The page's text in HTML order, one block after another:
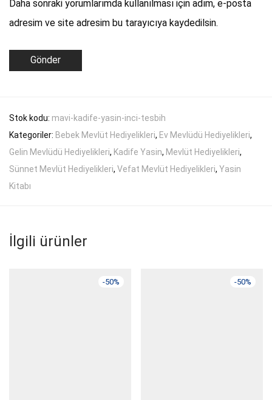
Daha sonraki yorumlarımda kullanılması için adım, e-posta
adresim ve site adresim bu tarayıcıya kaydedilsin.
Stok kodu: mavi-kadife-yasin-inci-tesbih
Kategoriler: Bebek Mevlüt Hediyelikleri, Ev Mevlüdü Hediyelikleri,
Gelin Mevlüdü Hediyelikleri, Kadife Yasin, Mevlüt Hediyelikleri,
Sünnet Mevlüt Hediyelikleri, Vefat Mevlüt Hediyelikleri, Yasin
Kitabı
İlgili ürünler
-50% -50%